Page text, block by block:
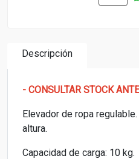
Descripción
- CONSULTAR STOCK
Elevador de ropa
altura.
Capacidad de carga: 10 kg.